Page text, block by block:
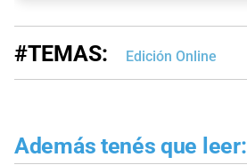
#TEMAS: Edición Online
Además tenés que leer: